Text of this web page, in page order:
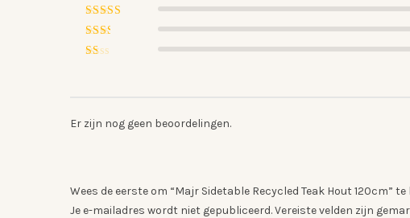
Gewaardeerd
Gewaardeerd
5
Gewaardeerd
Er zijn nog geen beoordelingen.
Wees de eerste om “Majr Sidetable Recycled Teak Hout 120cm”
Je e-mailadres wordt niet gepubliceerd.Vereiste velden zijn